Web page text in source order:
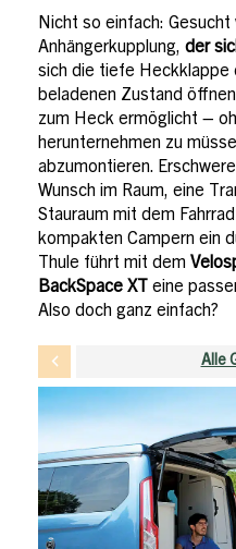
Nicht so einfach: Gesucht
Anhängerkupplung, der
sich die tiefe Heckklappe
beladenen Zustand
zum Heck ermöglicht –
herunternehmen zu
abzumontieren.
Wunsch im Raum, eine
Stauraum mit dem
kompakten Campern ein
Thule führt mit dem
BackSpace XT
eine
Also doch ganz einfach?
Alle